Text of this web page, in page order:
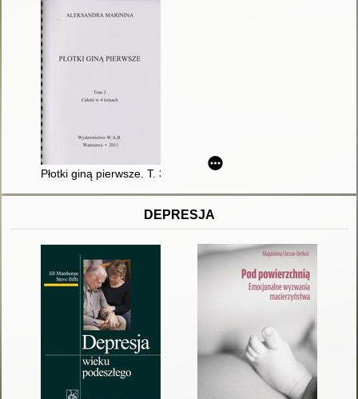
Płotki giną pierwsze. T. 3
DEPRESJA